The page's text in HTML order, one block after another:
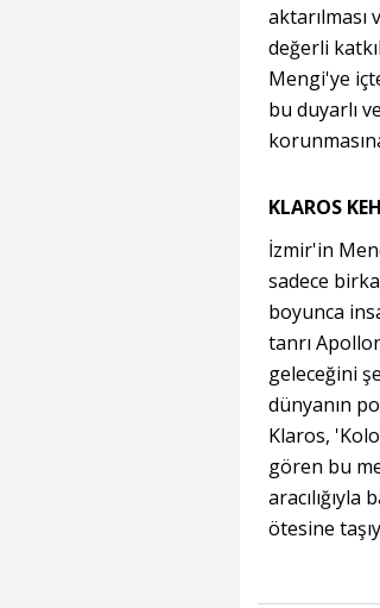
aktarılması
değerli
Mengi'ye
bu duyarlı
KLAROS
İzmir'in
sadece
boyunca
tanrı
geleceğini
dünyanın
Klaros,
gören bu
ötesine